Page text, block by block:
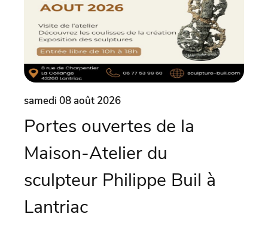
samedi 08 août 2026
Portes ouvertes de la
Maison-Atelier du
sculpteur Philippe Buil à
Lantriac